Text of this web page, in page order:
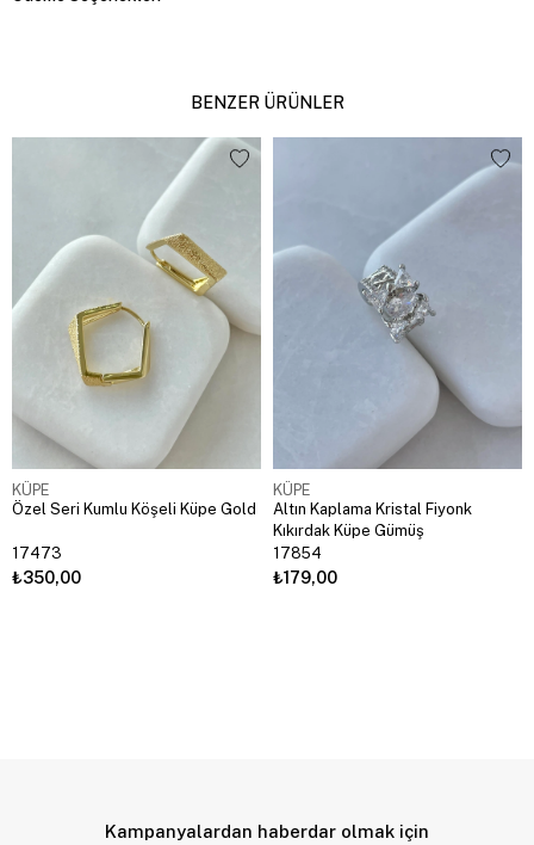
BENZER ÜRÜNLER
KÜPE
Özel Seri Kumlu Köşeli Küpe Gold
17473
₺350,00
KÜPE
Altın Kaplama Kristal Fiyonk
Kıkırdak Küpe Gümüş
17854
₺179,00
Kampanyalardan haberdar olmak için